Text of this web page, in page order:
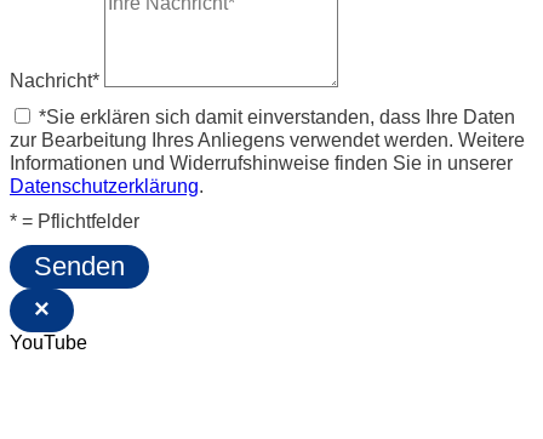
Nachricht*
*Sie erklären sich damit einverstanden, dass Ihre Daten
zur Bearbeitung Ihres Anliegens verwendet werden. Weitere
Informationen und Widerrufshinweise finden Sie in unserer
Datenschutzerklärung.
* = Pflichtfelder
Senden
×
YouTube